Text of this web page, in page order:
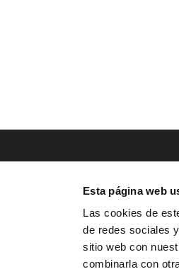
Esta página web
Las cookies de
de redes sociales
sitio web con
combinarla con
LOCALIZACIÓN
Av. Zaragoza, Nº37, 1ºB,
31500 Tudela, Navarra